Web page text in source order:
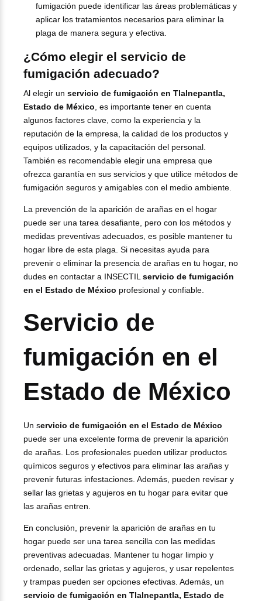
fumigación puede identificar las áreas problemáticas y
aplicar los tratamientos necesarios para eliminar la
plaga de manera segura y efectiva.
¿Cómo elegir el servicio de
fumigación adecuado?
Al elegir un servicio de fumigación en Tlalnepantla,
Estado de México, es importante tener en cuenta
algunos factores clave, como la experiencia y la
reputación de la empresa, la calidad de los productos y
equipos utilizados, y la capacitación del personal.
También es recomendable elegir una empresa que
ofrezca garantía en sus servicios y que utilice métodos de
fumigación seguros y amigables con el medio ambiente.
La prevención de la aparición de arañas en el hogar
puede ser una tarea desafiante, pero con los métodos y
medidas preventivas adecuados, es posible mantener tu
hogar libre de esta plaga. Si necesitas ayuda para
prevenir o eliminar la presencia de arañas en tu hogar, no
dudes en contactar a INSECTILservicio de fumigación
en el Estado de México profesional y confiable.
Servicio de
fumigación en el
Estado de México
Un servicio de fumigación en el Estado de México
puede ser una excelente forma de prevenir la aparición
de arañas. Los profesionales pueden utilizar productos
químicos seguros y efectivos para eliminar las arañas y
prevenir futuras infestaciones. Además, pueden revisar y
sellar las grietas y agujeros en tu hogar para evitar que
las arañas entren.
En conclusión, prevenir la aparición de arañas en tu
hogar puede ser una tarea sencilla con las medidas
preventivas adecuadas. Mantener tu hogar limpio y
ordenado, sellar las grietas y agujeros, y usar repelentes
y trampas pueden ser opciones efectivas. Además, un
servicio de fumigación en Tlalnepantla, Estado de